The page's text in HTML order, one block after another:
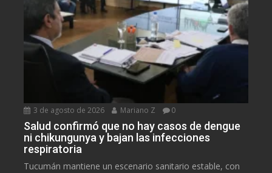
3 de agosto de 2026 Mariano Z 0
Salud confirmó que no hay casos de dengue
ni chikungunya y bajan las infecciones
respiratoria
Tucumán mantiene un escenario sanitario estable, con